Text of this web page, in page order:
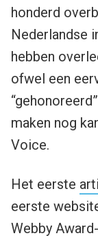
honderd
Nederlandse
hebben
ofwel een
maken nog
Voice.
Het eerste
eerste
Webby